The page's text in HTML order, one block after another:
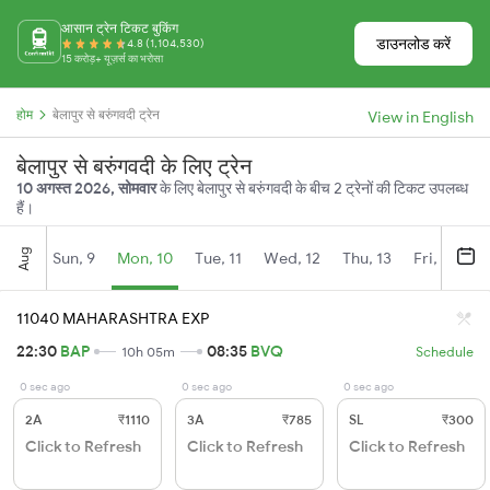
आसान ट्रेन टिकट बुकिंग
4.8 (1,104,530)
15 करोड़+ यूज़र्स का भरोसा
डाउनलोड करें
होम बेलापुर से बरुंगवदी ट्रेन View in English
बेलापुर से बरुंगवदी के लिए ट्रेन
10 अगस्त 2026, सोमवारके लिए बेलापुर से बरुंगवदी के बीच 2 ट्रेनों की टिकट उपलब्ध
हैं।
Aug Sun, 9 Mon, 10 Tue, 11 Wed, 12 Thu, 13 Fri, 14
11040 MAHARASHTRA EXP
22:30 BAP 10h 05m 08:35 BVQ Schedule
0 sec ago
2A ₹1110
Click to Refresh
0 sec ago
3A ₹785
Click to Refresh
0 sec ago
SL ₹300
Click to Refresh